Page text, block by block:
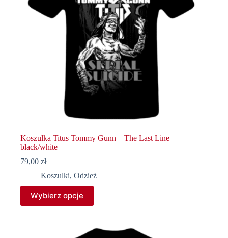
Koszulka Titus Tommy Gunn – The Last Line –
black/white
79,00 zł
Koszulki, Odzież
Wybierz opcje
Ten
produkt
ma